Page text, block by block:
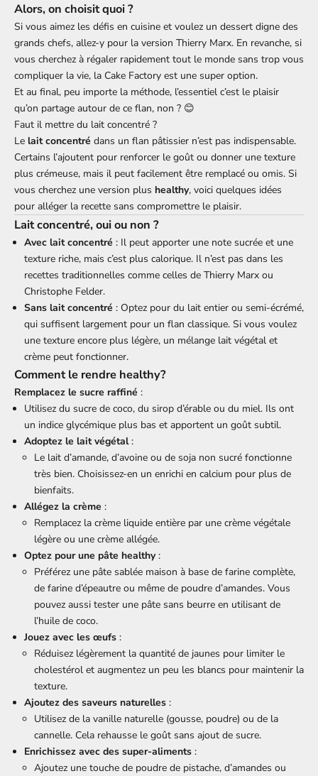
Alors, on choisit quoi ?
Si vous aimez les défis en cuisine et voulez un dessert digne des
grands chefs, allez-y pour la version Thierry Marx. En revanche, si
vous cherchez à régaler rapidement tout le monde sans trop vous
compliquer la vie, la Cake Factory est une super option.
Et au final, peu importe la méthode, l’essentiel c’est le plaisir
qu’on partage autour de ce flan, non ? 😊
Faut il mettre du lait concentré ?
Le lait concentré dans un flan pâtissier n’est pas indispensable.
Certains l’ajoutent pour renforcer le goût ou donner une texture
plus crémeuse, mais il peut facilement être remplacé ou omis. Si
vous cherchez une version plus healthy, voici quelques idées
pour alléger la recette sans compromettre le plaisir.
Lait concentré, oui ou non ?
Avec lait concentré : Il peut apporter une note sucrée et une
texture riche, mais c’est plus calorique. Il n’est pas dans les
recettes traditionnelles comme celles de Thierry Marx ou
Christophe Felder.
Sans lait concentré : Optez pour du lait entier ou semi-écrémé,
qui suffisent largement pour un flan classique. Si vous voulez
une texture encore plus légère, un mélange lait végétal et
crème peut fonctionner.
Comment le rendre healthy?
Remplacez le sucre raffiné :
Utilisez du sucre de coco, du sirop d’érable ou du miel. Ils ont
un indice glycémique plus bas et apportent un goût subtil.
Adoptez le lait végétal:
Le lait d’amande, d’avoine ou de soja non sucré fonctionne
très bien. Choisissez-en un enrichi en calcium pour plus de
bienfaits.
Allégez la crème :
Remplacez la crème liquide entière par une crème végétale
légère ou une crème allégée.
Optez pour une pâte healthy:
Préférez une pâte sablée maison à base de farine complète,
de farine d’épeautre ou même de poudre d’amandes. Vous
pouvez aussi tester une pâte sans beurre en utilisant de
l’huile de coco.
Jouez avec les œufs :
Réduisez légèrement la quantité de jaunes pour limiter le
cholestérol et augmentez un peu les blancs pour maintenir la
texture.
Ajoutez des saveurs naturelles :
Utilisez de la vanille naturelle (gousse, poudre) ou de la
cannelle. Cela rehausse le goût sans ajout de sucre.
Enrichissez avec des super-aliments :
Ajoutez une touche de poudre de pistache, d’amandes ou